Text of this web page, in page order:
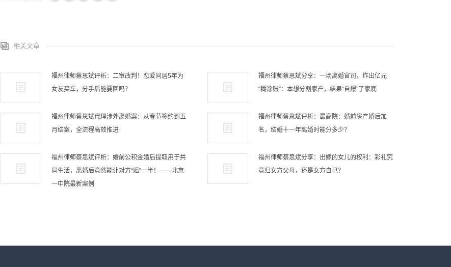
相关文章
福州律师蔡思斌评析：二审改判！恋爱同居5年为
女友买车，分手后能要回吗？
福州律师蔡思斌分享：一场离婚官司，炸出亿元
“糊涂账”：本想分割家产，结果“自爆”了家底
福州律师蔡思斌代理涉外离婚案：从春节签约到五
月结案，全流程高效推进
福州律师蔡思斌评析：最高院：婚前房产婚后加
名，结婚十一年离婚时能分多少？
福州律师蔡思斌评析：婚前公积金婚后提取用于共
同生活，离婚后竟然能让对方“赔”一半！——北京
一中院最新案例
福州律师蔡思斌分享：出嫁的女儿的权利：彩礼究
竟归女方父母，还是女方自己？